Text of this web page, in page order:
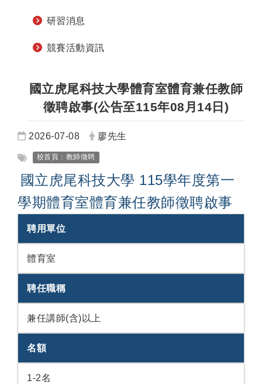
研習消息
競賽活動資訊
國立虎尾科技大學體育室體育兼任教師
徵聘啟事(公告至115年08月14日)
日期：
2026-07-08 發布者：
廖先生
標籤：
校首頁：教師徵聘
國立虎尾科技大學 115學年度第一
學期體育室體育兼任教師徵聘啟事
聘用單位
體育室
聘任職稱
兼任講師(含)以上
名額
1-2名